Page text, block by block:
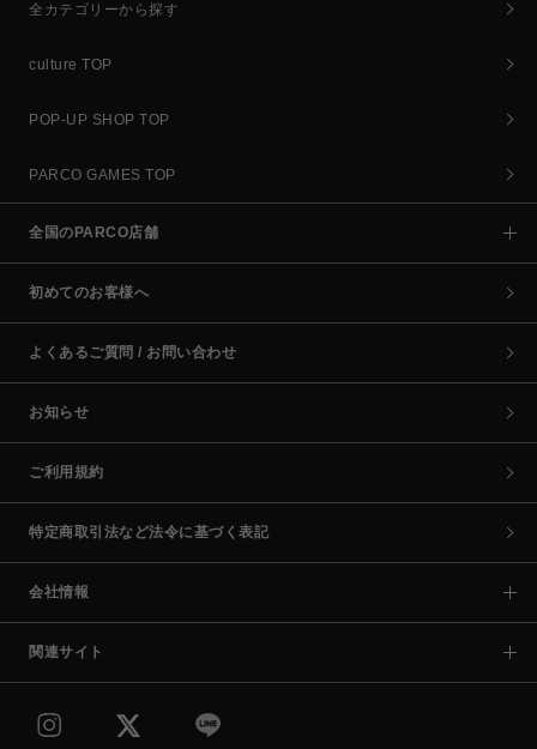
全カテゴリーから探す
culture TOP
POP-UP SHOP TOP
PARCO GAMES TOP
全国のPARCO店舗
初めてのお客様へ
よくあるご質問 / お問い合わせ
お知らせ
ご利用規約
特定商取引法など法令に基づく表記
会社情報
関連サイト